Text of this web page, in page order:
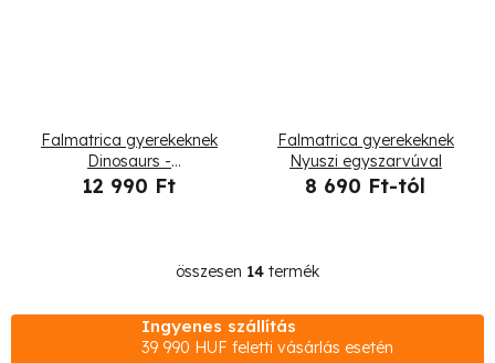
Falmatrica gyerekeknek
Dinosaurs -
brontosaurusok,
12 990 Ft
Falmatrica gyerekeknek
Nyuszi egyszarvúval
8 690 Ft-tól
L
i
s
összesen 14 termék
Ingyenes szállítás
39 990 HUF feletti vásárlás esetén